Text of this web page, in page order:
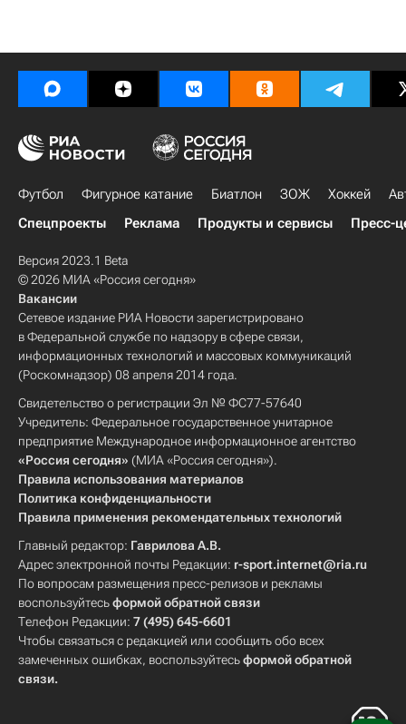
Футбол Фигурное катание Биатлон ЗОЖ Хоккей
Спецпроекты
Реклама Продукты и сервисы Пресс-
Версия 2023.1 Beta
© 2026 МИА «Россия сегодня»
Вакансии
Сетевое издание РИА Новости зарегистрировано
в Федеральной службе по надзору в сфере связи,
информационных технологий и массовых коммуникаций
(Роскомнадзор) 08 апреля 2014 года.
Свидетельство о регистрации Эл № ФС77-57640
Учредитель: Федеральное государственное унитарное
предприятие Международное информационное агентство
«Россия сегодня» (МИА «Россия сегодня»).
Правила использования материалов
Политика конфиденциальности
Правила применения рекомендательных технологий
Главный редактор: Гаврилова А.В.
Адрес электронной почты Редакции: r-sport.internet@ria.ru
По вопросам размещения пресс-релизов и рекламы
воспользуйтесьформой обратной связи
Телефон Редакции: 7 (495) 645-6601
Чтобы связаться с редакцией или сообщить обо всех
замеченных ошибках, воспользуйтесьформой обратной
связи.